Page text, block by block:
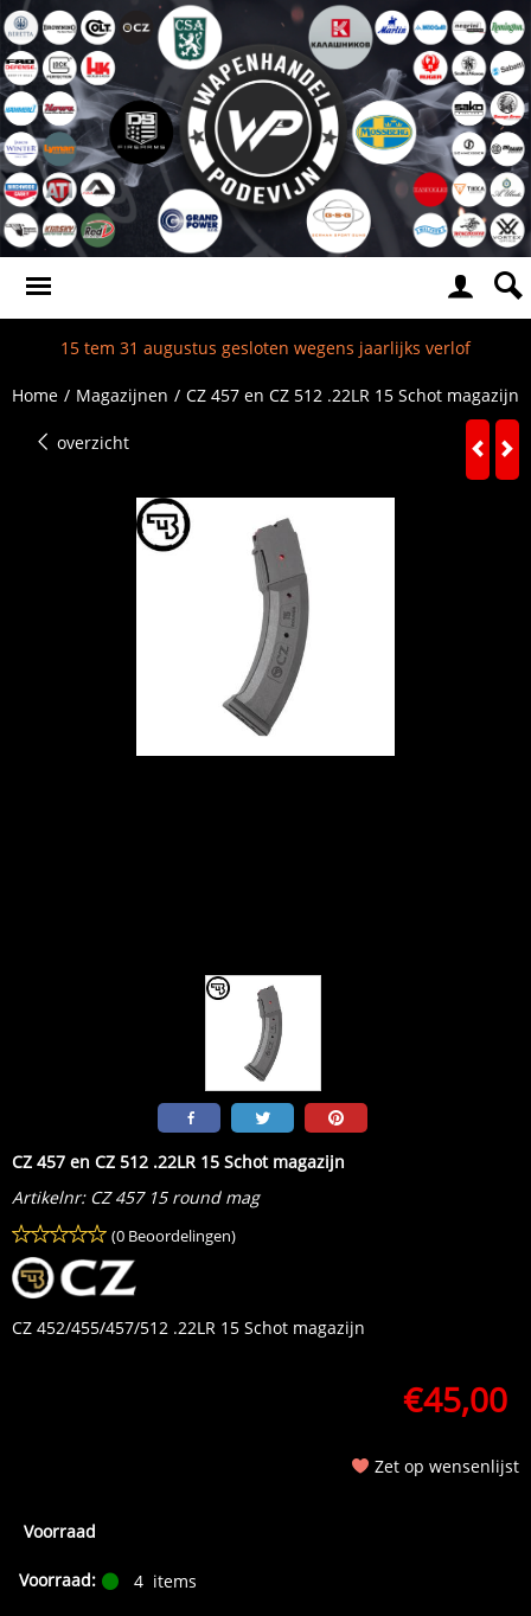
15 tem 31 augustus gesloten wegens jaarlijks verlof
Home / Magazijnen / CZ 457 en CZ 512 .22LR 15 Schot magazijn
overzicht
CZ 457 en CZ 512 .22LR 15 Schot magazijn
Artikelnr: CZ 457 15 round mag
(0 Beoordelingen)
CZ 452/455/457/512 .22LR 15 Schot magazijn
€45,00
Zet op wensenlijst
Voorraad
Voorraad: 4 items